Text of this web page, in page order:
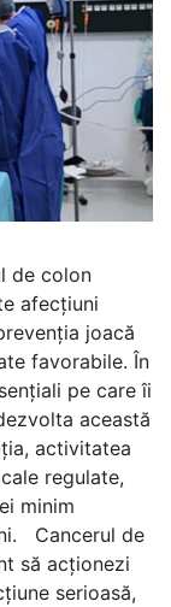
de colon
afecțiuni
joacă
favorabile. În
pe care îi
această
activitatea
regulate,
minim
Cancerul de
să acționezi
serioasă,